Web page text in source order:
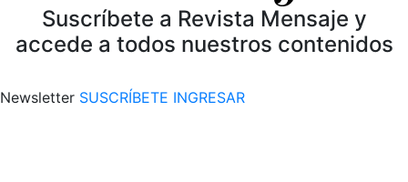
Suscríbete a Revista Mensaje y
accede a todos nuestros contenidos
Newsletter SUSCRÍBETE INGRESAR